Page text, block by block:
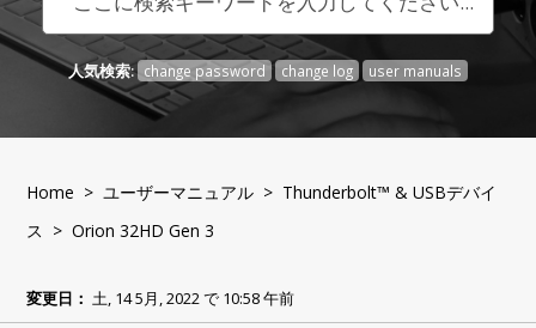
人気検索: change password change log user manuals
Home >ユーザーマニュアル > Thunderbolt™ & USBデバイ
ス > Orion 32HD Gen 3
変更日： 土, 14 5月, 2022 で 10:58 午前